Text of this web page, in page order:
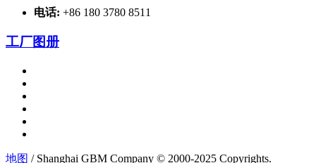
电话: +86 180 3780 8511
工厂图册
地图 / Shanghai GBM Company © 2000-2025 Copyrights.